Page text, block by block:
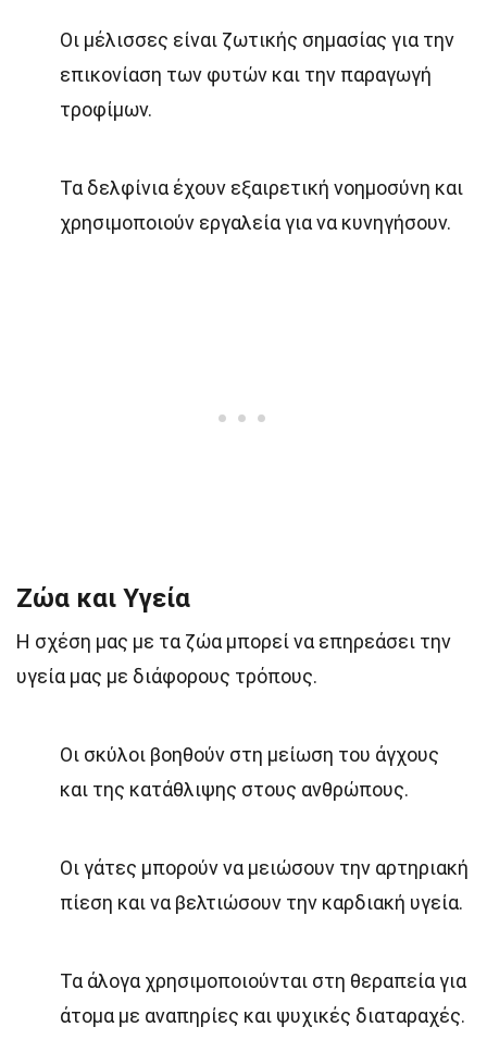
Οι μέλισσες είναι ζωτικής σημασίας για την
επικονίαση των φυτών και την παραγωγή
τροφίμων.
Τα δελφίνια έχουν εξαιρετική νοημοσύνη και
χρησιμοποιούν εργαλεία για να κυνηγήσουν.
Ζώα και Υγεία
Η σχέση μας με τα ζώα μπορεί να επηρεάσει την
υγεία μας με διάφορους τρόπους.
Οι σκύλοι βοηθούν στη μείωση του άγχους
και της κατάθλιψης στους ανθρώπους.
Οι γάτες μπορούν να μειώσουν την αρτηριακή
πίεση και να βελτιώσουν την καρδιακή υγεία.
Τα άλογα χρησιμοποιούνται στη θεραπεία για
άτομα με αναπηρίες και ψυχικές διαταραχές.